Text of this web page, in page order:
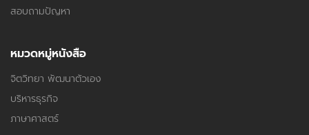
สอบถามปัญหา
หมวดหมู่หนังสือ
จิตวิทยา พัฒนาตัวเอง
บริหารธุรกิจ
ภาษาศาสตร์